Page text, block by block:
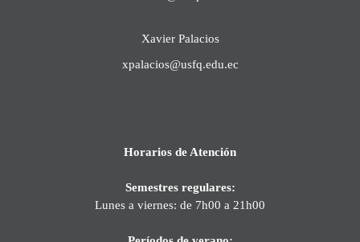
Xavier Palacios
xpalacios@usfq.edu.ec
Horarios de Atención
Semestres regulares:
Lunes a viernes: de 7h00 a 21h00